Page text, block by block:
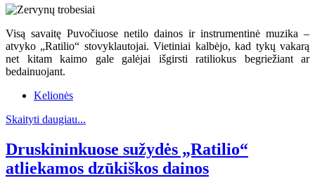
Visą savaitę Puvočiuose netilo dainos ir instrumentinė muzika –
atvyko „Ratilio“ stovyklautojai. Vietiniai kalbėjo, kad tykų vakarą
net kitam kaimo gale galėjai išgirsti ratiliokus begriežiant ar
bedainuojant.
Kelionės
Skaityti daugiau...
Druskininkuose sužydės „Ratilio“
atliekamos dzūkiškos dainos